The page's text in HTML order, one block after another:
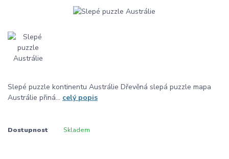
Slepé puzzle kontinentu Austrálie Dřevěná slepá puzzle mapa
Austrálie přiná... celý popis
Dostupnost Skladem